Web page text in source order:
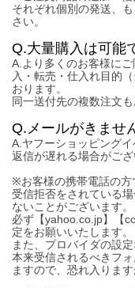
それぞれ個別の発送、
さい。
Q.大量購入は可能
A.より多くのお客様に
入・転売・仕入れ目的
おります。
同一送付先の複数注文
Q.メールがきませ
A.ヤフーショッピング
返信が遅れる場合がござ
※お客様の携帯電話の方
受信拒否をされている
ないことがございます。
必ず【yahoo.co.jp】【
定をお願いいたします。
また、プロバイダの設
本来受信されるべきフ
ますので、恐れ入りま